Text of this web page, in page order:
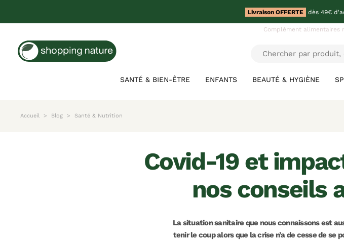
Livraison OFFERTE dès 49€
Complément alimentaires
SANTÉ & BIEN-ÊTRE ENFANTS BEAUTÉ & HYGIÈNE
Accueil Blog Santé & Nutrition
covid-19 et impact sur notre moral :
nos conseils
La situation sanitaire que nous connaissons est
tenir le coup alors que la crise n’a de cesse de se